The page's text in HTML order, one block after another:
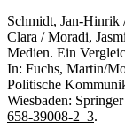
Schmidt, Jan-Hinrik
Clara / Moradi,
Medien. Ein
In: Fuchs, Martin/
Politische
Wiesbaden:
658-39008-2_3.